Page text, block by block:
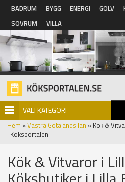
Hoppa till huvudinnehåll
BADRUM BYGG ENERGI GOLV
SOVRUM
VILLA
VÄLJ KATEGORI
Hem »Västra Götalands län » Kök &
| Köksportalen
Kök & Vitvaror i